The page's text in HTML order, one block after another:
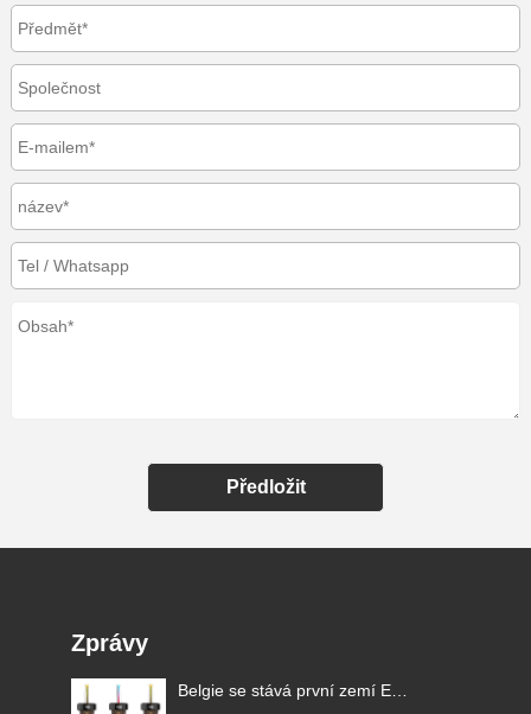
Předložit
Zprávy
Belgie se stává první zemí EU,